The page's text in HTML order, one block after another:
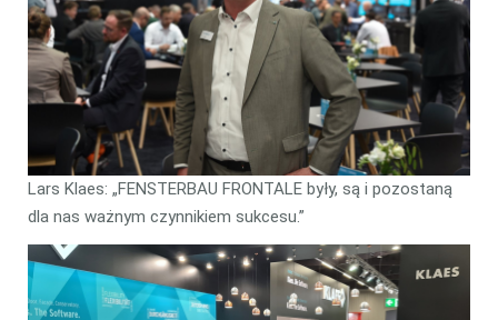
Lars Klaes: „FENSTERBAU FRONTALE były, są i pozostaną
dla nas ważnym czynnikiem sukcesu.”